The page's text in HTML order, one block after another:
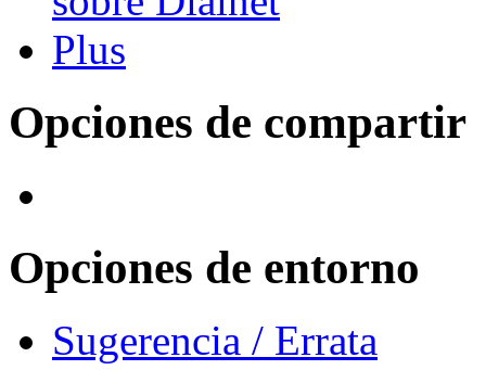
Opciones de compartir
Opciones de entorno
Sugerencia / Errata